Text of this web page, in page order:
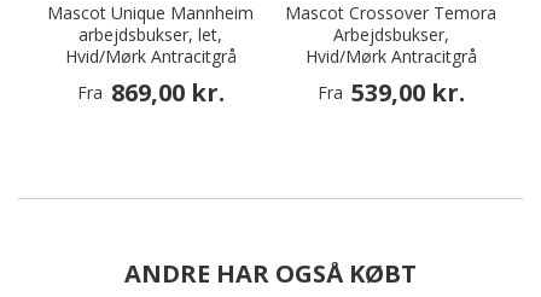
Mascot Unique Mannheim
arbejdsbukser, let,
Hvid/Mørk Antracitgrå
Fra 869,00 kr.
Mascot Crossover Temora
Arbejdsbukser,
Hvid/Mørk Antracitgrå
Fra 539,00 kr.
ANDRE HAR OGSÅ KØBT